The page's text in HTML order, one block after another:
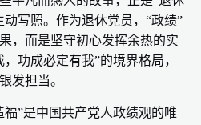
写照。作为退休党员，“政绩”
，而是坚守初心发挥余热的实
功成必定有我”的境界格局，
发担当。
福”是中国共产党人政绩观的唯